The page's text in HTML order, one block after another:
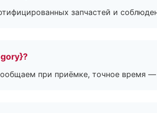
запчастей и
при приёмке, точное время —